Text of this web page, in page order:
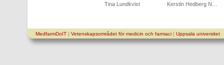
Tina Lundkvist
Kerstin Hedberg N…
MedfarmDoIT| Vetenskapsområdet för medicin och farmaci| Uppsala universitet